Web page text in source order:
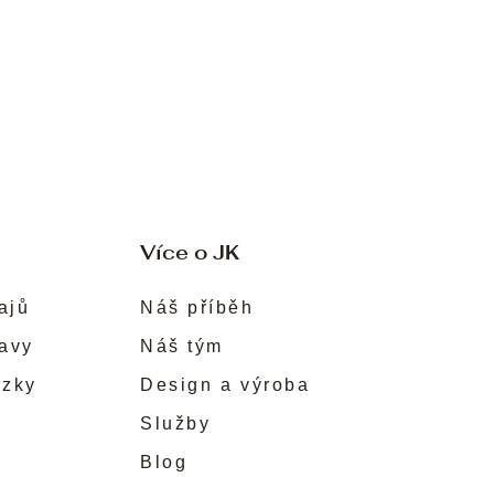
Více o JK
Náš příběh
Náš tým
Design a výroba
Služby
Blog